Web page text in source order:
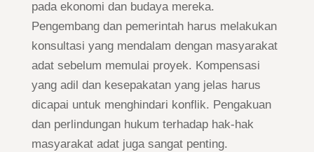
pada ekonomi dan budaya mereka.
Pengembang dan pemerintah harus melakukan
konsultasi yang mendalam dengan masyarakat
adat sebelum memulai proyek. Kompensasi
yang adil dan kesepakatan yang jelas harus
dicapai untuk menghindari konflik. Pengakuan
dan perlindungan hukum terhadap hak-hak
masyarakat adat juga sangat penting.